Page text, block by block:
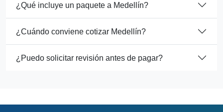
¿Qué incluye un paquete a Medellín?
¿Cuándo conviene cotizar Medellín?
¿Puedo solicitar revisión antes de pagar?